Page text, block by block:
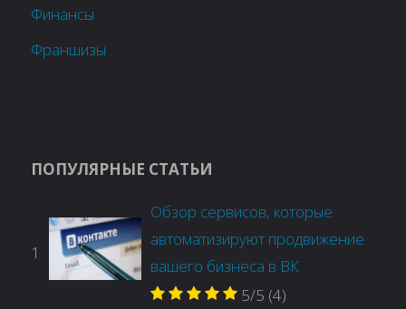
Финансы
Франшизы
ПОПУЛЯРНЫЕ СТАТЬИ
1
Обзор сервисов, которые
автоматизируют продвижение
вашего бизнеса в ВК
5/5 (4)